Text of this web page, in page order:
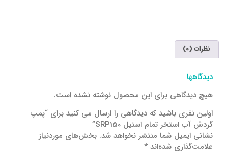
نظرات (0)
دیدگاهها
هیچ دیدگاهی برای این محصول نوشته نشده است.
اولین نفری باشید که دیدگاهی را ارسال می کنید برای “پمپ
گردش آب استخر تمام استیل SRP150”
نشانی ایمیل شما منتشر نخواهد شد. بخش‌های موردنیاز
علامت‌گذاری شده‌اند *